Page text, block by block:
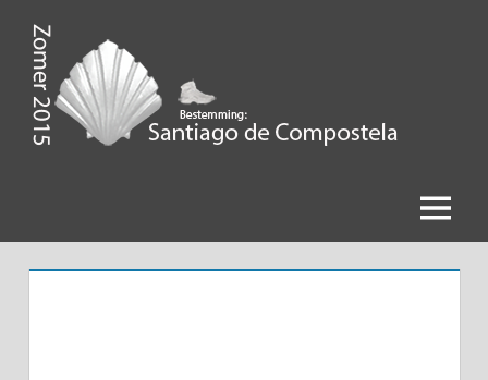
naar
inhoudZomer
2015,
Santiago
Menu